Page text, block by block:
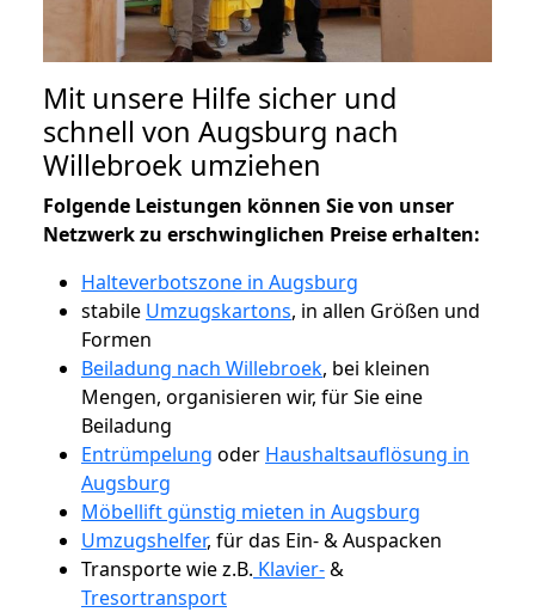
Mit unsere Hilfe sicher und
schnell von Augsburg nach
Willebroek umziehen
Folgende Leistungen können Sie von unser
Netzwerk zu erschwinglichen Preise erhalten:
Halteverbotszone in Augsburg
stabile Umzugskartons, in allen Größen und
Formen
Beiladung nach Willebroek, bei kleinen
Mengen, organisieren wir, für Sie eine
Beiladung
Entrümpelung oder Haushaltsauflösung in
Augsburg
Möbellift günstig mieten in Augsburg
Umzugshelfer, für das Ein- & Auspacken
Transporte wie z.B. Klavier-&
Tresortransport